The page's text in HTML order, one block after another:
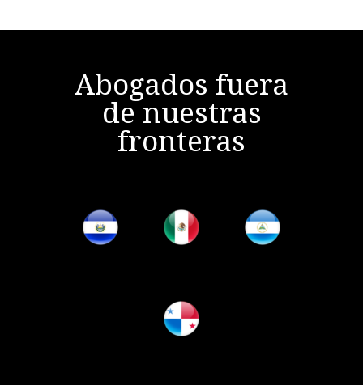
Abogados fuera
de nuestras
fronteras